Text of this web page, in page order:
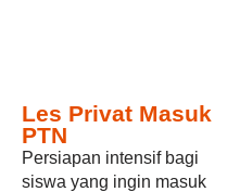
Les Privat Masuk
PTN
Persiapan intensif bagi
siswa yang ingin masuk